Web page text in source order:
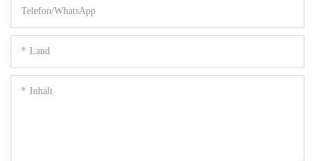
Telefon/WhatsApp
Land
Inhalt